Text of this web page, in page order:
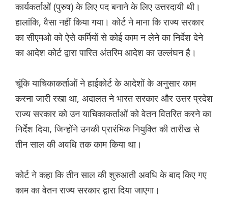
कार्यकर्ताओं (पुरुष) के लिए पद बनाने के लिए उत्तरदायी थी।
हालांकि, वैसा नहीं किया गया। कोर्ट ने माना कि राज्य सरकार
का सीएमओ को ऐसे कर्मियों से कोई काम न लेने का निर्देश देने
का आदेश कोर्ट द्वारा पारित अंतरिम आदेश का उल्लंघन है।
चूंकि याचिकाकर्ताओं ने हाईकोर्ट के आदेशों के अनुसार काम
करना जारी रखा था, अदालत ने भारत सरकार और उत्तर प्रदेश
राज्य सरकार को उन याचिकाकर्ताओं को वेतन वितरित करने का
निर्देश दिया, जिन्होंने उनकी प्रारंभिक नियुक्ति की तारीख से
तीन साल की अवधि तक काम किया था।
कोर्ट ने कहा कि तीन साल की शुरुआती अवधि के बाद किए गए
काम का वेतन राज्य सरकार द्वारा दिया जाएगा।